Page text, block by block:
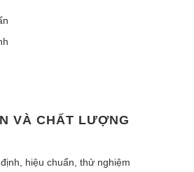
VÀ CHẤT LƯỢNG
hiệu chuẩn, thử nghiệm